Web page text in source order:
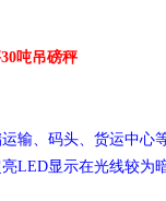
吨吊磅秤
输、码头、货运中心
LED显示在光线较为